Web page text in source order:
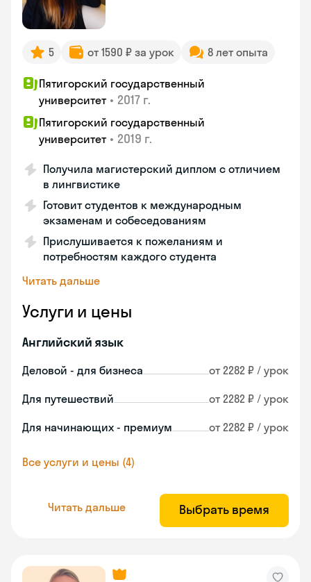
5 от 1590 ₽ за урок 8 лет опыта
Пятигорский государственный
университет • 2017 г.
Пятигорский государственный
университет • 2019 г.
Получила магистерский диплом с отличием
в лингвистике
Готовит студентов к международным
экзаменам и собеседованиям
Прислушивается к пожеланиям и
потребностям каждого студента
Читать дальше
Услуги и цены
Английский язык
Деловой - для бизнеса от 2282 ₽ / урок
Для путешествий от 2282 ₽ / урок
Для начинающих - премиум от 2282 ₽ / урок
Все услуги и цены (4)
Читать дальше Выбрать время